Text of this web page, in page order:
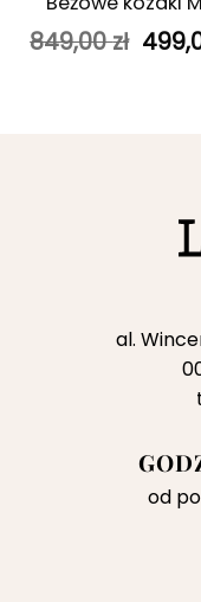
849,00zł
cena
al.
od